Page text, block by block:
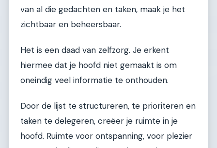
van al die gedachten en taken, maak je het
zichtbaar en beheersbaar.
Het is een daad van zelfzorg. Je erkent
hiermee dat je hoofd niet gemaakt is om
oneindig veel informatie te onthouden.
Door de lijst te structureren, te prioriteren en
taken te delegeren, creëer je ruimte in je
hoofd. Ruimte voor ontspanning, voor plezier